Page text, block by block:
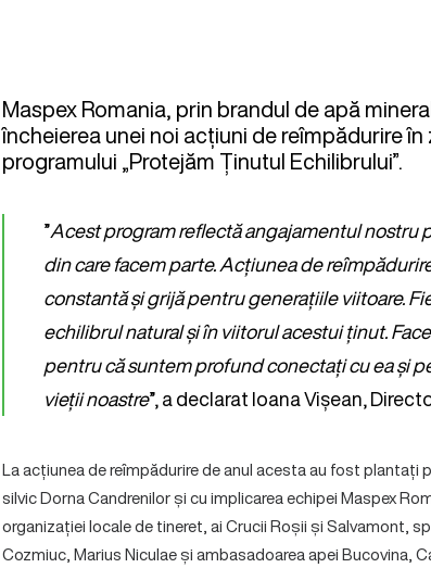
Maspex Romania, prin brandul de apă
încheierea unei noi acțiuni de reîmpădurire
programului „Protejăm Ținutul Echilibrului”.
”Acest program reflectă angajamentul nostru
din care facem parte. Acțiunea de
constantă și grijă pentru generațiile viitoare.
echilibrul natural și în viitorul acestui ținut.
pentru că suntem profund conectați cu ea și
vieții noastre”, a declarat Ioana Vișean,
La acțiunea de reîmpădurire de anul acesta au fost
silvic Dorna Candrenilor și cu implicarea echipei Maspex
organizației locale de tineret, ai Crucii Roșii și Salvamont,
Cozmiuc, Marius Niculae și ambasadoarea apei Bucovina,